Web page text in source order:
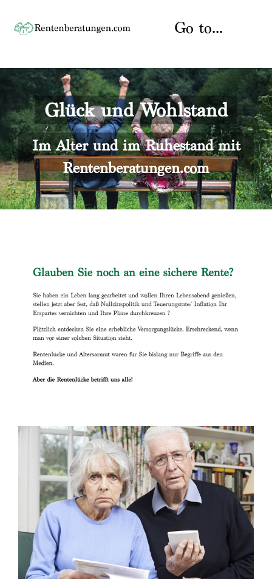
content
Go to...
Startseite
Rente
Rentenberater
Rentenversicherung
Versicherungsberatung
Über uns
Kontakt
Glück und Wohlstand
Im Alter und im Ruhestand mit
Rentenberatungen.com